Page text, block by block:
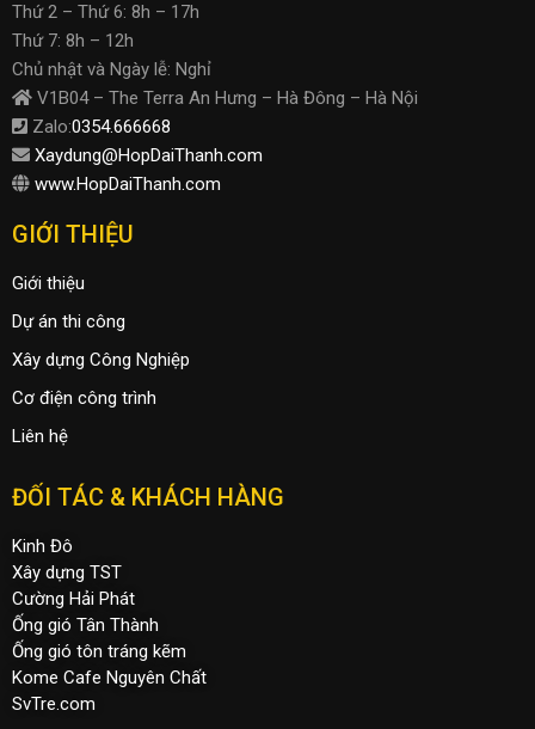
Thứ 2 – Thứ 6: 8h – 17h
Thứ 7: 8h – 12h
Chủ nhật và Ngày lễ: Nghỉ
V1B04 – The Terra An Hưng – Hà Đông – Hà Nội
Zalo:0354.666668
Xaydung@HopDaiThanh.com
www.HopDaiThanh.com
GIỚI THIỆU
Giới thiệu
Dự án thi công
Xây dựng Công Nghiệp
Cơ điện công trình
Liên hệ
ĐỐI TÁC & KHÁCH HÀNG
Kinh Đô
Xây dựng TST
Cường Hải Phát
Ống gió Tân Thành
Ống gió tôn tráng kẽm
Kome Cafe Nguyên Chất
SvTre.com